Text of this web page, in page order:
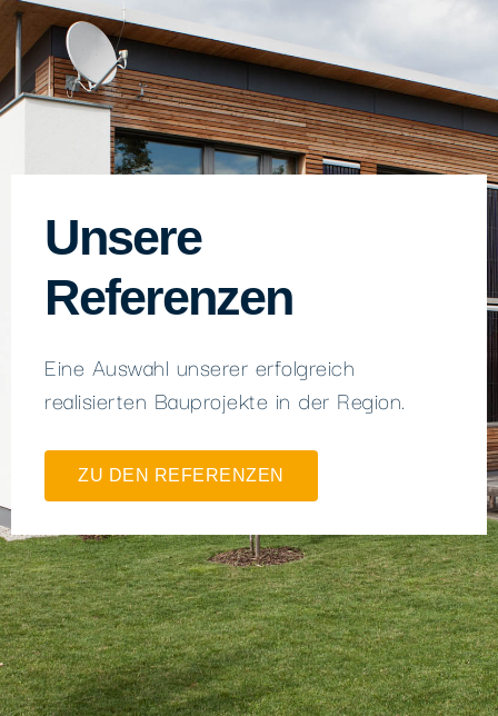
Unsere
Referenzen
Eine Auswahl unserer erfolgreich
realisierten Bauprojekte in der Region.
ZU DEN REFERENZEN